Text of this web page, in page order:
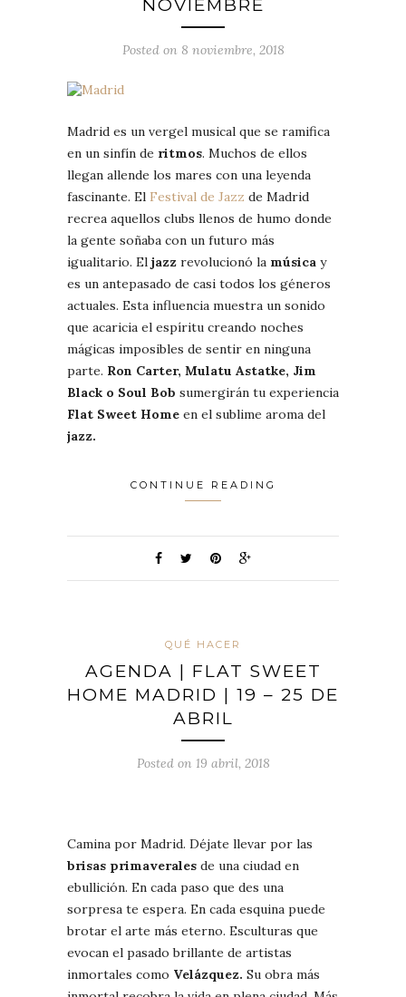
NOVIEMBRE
Posted on 8 noviembre, 2018
Madrid es un vergel musical que se ramifica
en un sinfín de ritmos. Muchos de ellos
llegan allende los mares con una leyenda
fascinante. El Festival de Jazz de Madrid
recrea aquellos clubs llenos de humo donde
la gente soñaba con un futuro más
igualitario. El jazz revolucionó la música y
es un antepasado de casi todos los géneros
actuales. Esta influencia muestra un sonido
que acaricia el espíritu creando noches
mágicas imposibles de sentir en ninguna
parte. Ron Carter, Mulatu Astatke, Jim
Black o Soul Bob sumergirán tu experiencia
Flat Sweet Home en el sublime aroma del
jazz.
CONTINUE READING
QUÉ HACER
AGENDA | FLAT SWEET
HOME MADRID | 19 – 25 DE
ABRIL
Posted on 19 abril, 2018
Camina por Madrid. Déjate llevar por las
brisas primaverales de una ciudad en
ebullición. En cada paso que des una
sorpresa te espera. En cada esquina puede
brotar el arte más eterno. Esculturas que
evocan el pasado brillante de artistas
inmortales como Velázquez. Su obra más